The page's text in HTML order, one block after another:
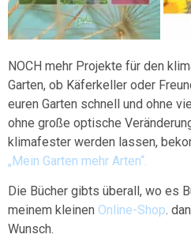
NOCH mehr Projekte für den
Garten, ob Käferkeller oder
euren Garten schnell und ohne
ohne große optische
klimafester werden lassen,
„Mein Garten mehr Arten“.
Die Bücher gibts überall, wo es
meinem kleinen Online-Shop.
Wunsch.